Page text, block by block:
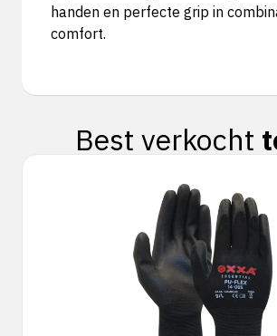
handen en perfecte grip in
comfort.
Best verkocht